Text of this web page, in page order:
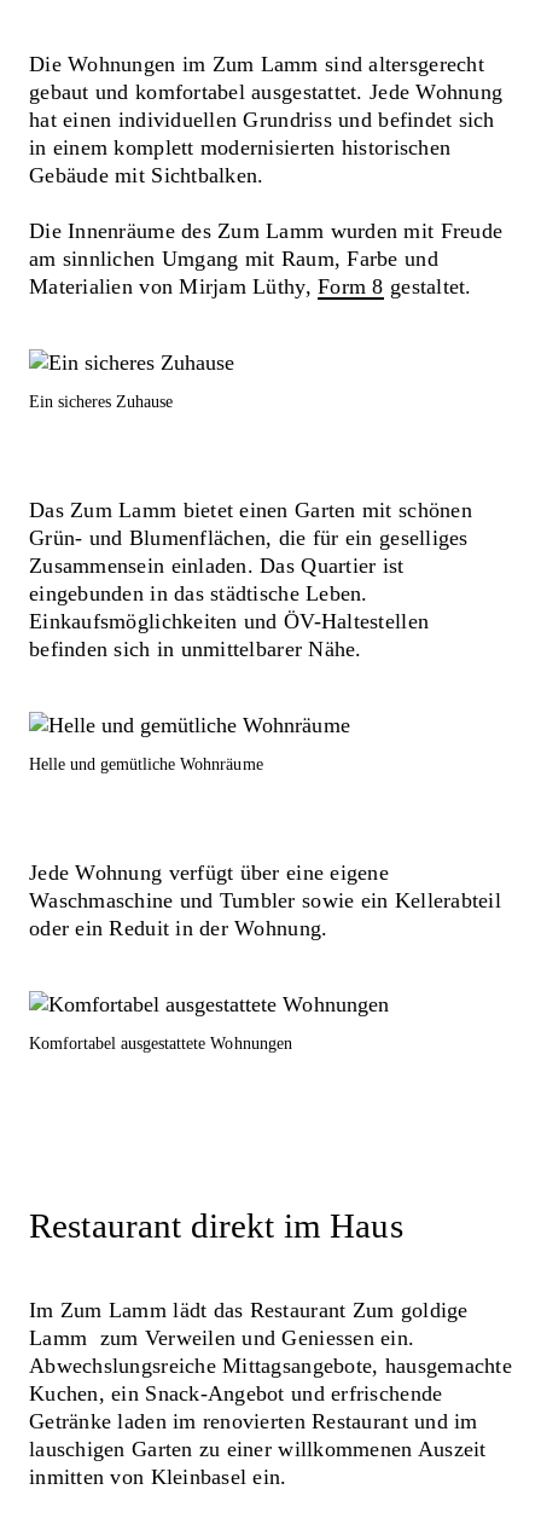
Die Wohnungen im Zum Lamm sind altersgerecht
gebaut und komfortabel ausgestattet. Jede Wohnung
hat einen individuellen Grundriss und befindet sich
in einem komplett modernisierten historischen
Gebäude mit Sichtbalken.
Die Innenräume des Zum Lamm wurden mit Freude
am sinnlichen Umgang mit Raum, Farbe und
Materialien von Mirjam Lüthy,Form 8 gestaltet.
Ein sicheres Zuhause
Das Zum Lamm bietet einen Garten mit schönen
Grün- und Blumenflächen, die für ein geselliges
Zusammensein einladen. Das Quartier ist
eingebunden in das städtische Leben.
Einkaufsmöglichkeiten und ÖV-Haltestellen
befinden sich in unmittelbarer Nähe.
Helle und gemütliche Wohnräume
Jede Wohnung verfügt über eine eigene
Waschmaschine und Tumbler sowie ein Kellerabteil
oder ein Reduit in der Wohnung.
Komfortabel ausgestattete Wohnungen
Restaurant direkt im Haus
Im Zum Lamm lädt das Restaurant Zum goldige
Lamm zum Verweilen und Geniessen ein.
Abwechslungsreiche Mittagsangebote, hausgemachte
Kuchen, ein Snack-Angebot und erfrischende
Getränke laden im renovierten Restaurant und im
lauschigen Garten zu einer willkommenen Auszeit
inmitten von Kleinbasel ein.